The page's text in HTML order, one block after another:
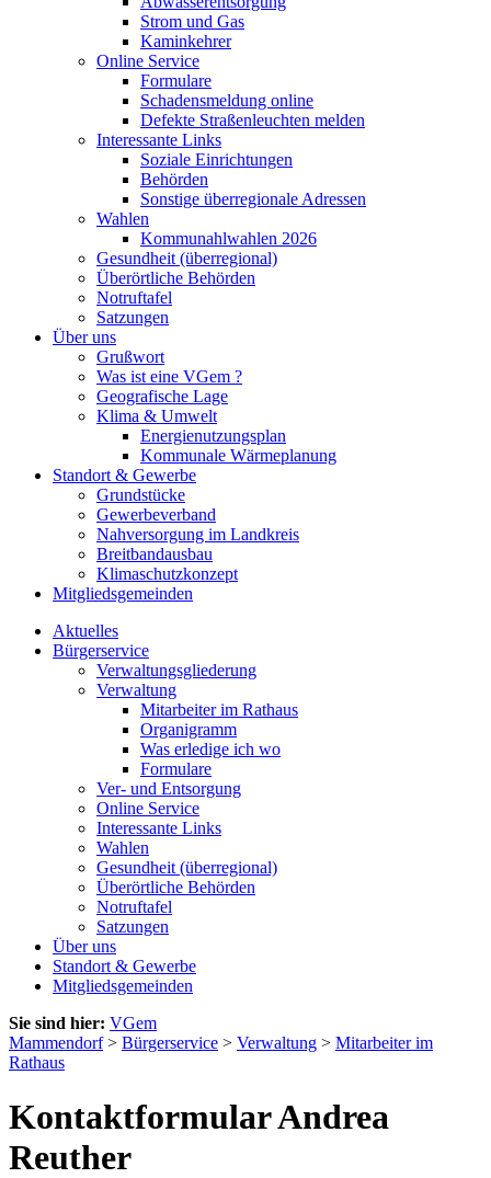
Strom und Gas
Kaminkehrer
Online Service
Formulare
Schadensmeldung online
Defekte Straßenleuchten melden
Interessante Links
Soziale Einrichtungen
Behörden
Sonstige überregionale Adressen
Wahlen
Kommunahlwahlen 2026
Gesundheit (überregional)
Überörtliche Behörden
Notruftafel
Satzungen
Über uns
Grußwort
Was ist eine VGem ?
Geografische Lage
Klima & Umwelt
Energienutzungsplan
Kommunale Wärmeplanung
Standort & Gewerbe
Grundstücke
Gewerbeverband
Nahversorgung im Landkreis
Breitbandausbau
Klimaschutzkonzept
Mitgliedsgemeinden
Aktuelles
Bürgerservice
Verwaltungsgliederung
Verwaltung
Mitarbeiter im Rathaus
Organigramm
Was erledige ich wo
Formulare
Ver- und Entsorgung
Online Service
Interessante Links
Wahlen
Gesundheit (überregional)
Überörtliche Behörden
Notruftafel
Satzungen
Über uns
Standort & Gewerbe
Mitgliedsgemeinden
Sie sind hier: VGem
Mammendorf> Bürgerservice > Verwaltung > Mitarbeiter im
Rathaus
Kontaktformular Andrea
Reuther